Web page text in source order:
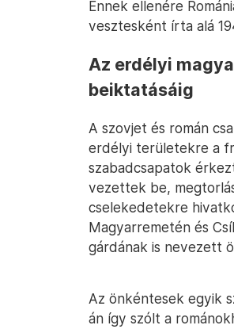
Ennek ellenére
vesztesként írta alá
Az erdélyi
beiktatásáig
A szovjet és román
erdélyi területekre a
szabadcsapatok
vezettek be,
cselekedetekre
Magyarremetén és
gárdának is nevezett
Az önkéntesek egyik
án így szólt a